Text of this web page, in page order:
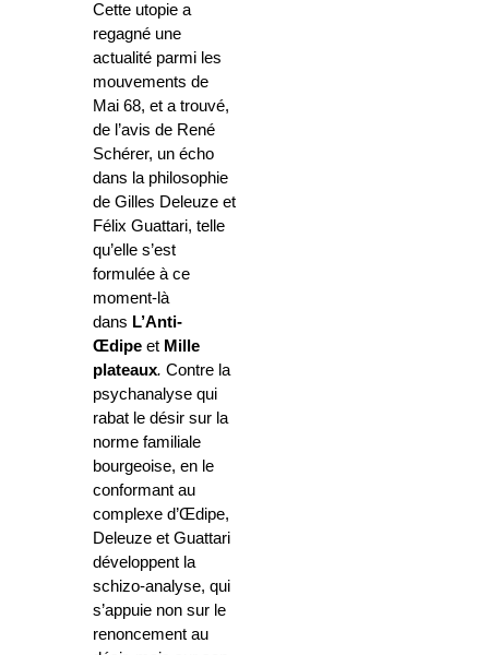
Cette utopie a
regagné une
actualité parmi les
mouvements de
Mai 68, et a trouvé,
de l’avis de René
Schérer, un écho
dans la philosophie
de Gilles Deleuze et
Félix Guattari, telle
qu’elle s’est
formulée à ce
moment-là
dans L’Anti-
Œdipe et Mille
plateaux. Contre la
psychanalyse qui
rabat le désir sur la
norme familiale
bourgeoise, en le
conformant au
complexe d’Œdipe,
Deleuze et Guattari
développent la
schizo-analyse, qui
s’appuie non sur le
renoncement au